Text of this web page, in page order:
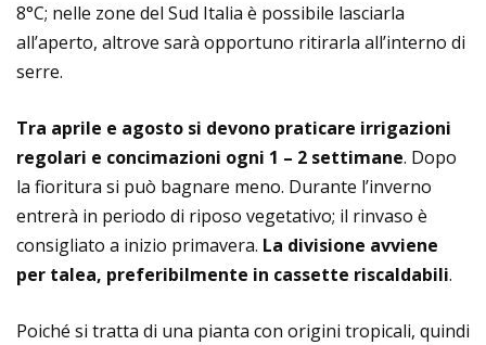
8°C; nelle zone del Sud Italia è possibile lasciarla
all’aperto, altrove sarà opportuno ritirarla all’interno di
serre.
Tra aprile e agosto si devono praticare irrigazioni
regolari e concimazioni ogni 1 – 2 settimane. Dopo
la fioritura si può bagnare meno. Durante l’inverno
entrerà in periodo di riposo vegetativo; il rinvaso è
consigliato a inizio primavera. La divisione avviene
per talea, preferibilmente in cassette riscaldabili.
Poiché si tratta di una pianta con origini tropicali, quindi